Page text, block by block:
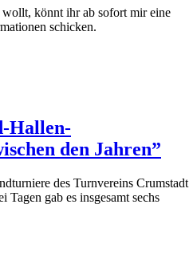
könnt ihr ab sofort mir eine
schicken.
Hallen-
den Jahren”
des Turnvereins Crumstadt
gab es insgesamt sechs